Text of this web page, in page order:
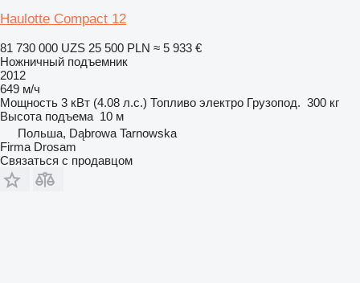
Haulotte Compact 12
81 730 000 UZS 25 500 PLN ≈ 5 933 €
Ножничный подъемник
2012
649 м/ч
Мощность 3 кВт (4.08 л.с.) Топливо электро Грузопод. 300 кг
Высота подъема 10 м
Польша, Dąbrowa Tarnowska
Firma Drosam
Связаться с продавцом